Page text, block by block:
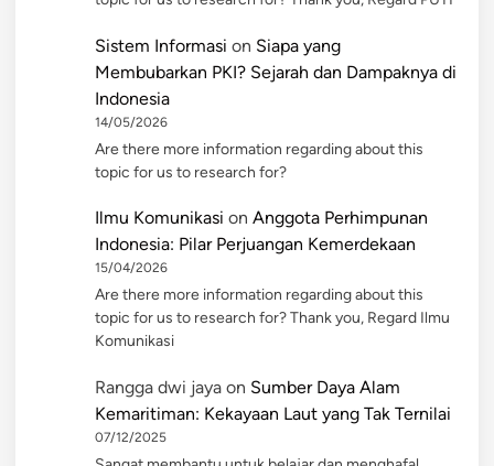
Sistem Informasi on Siapa yang
Membubarkan PKI? Sejarah dan Dampaknya di
Indonesia
14/05/2026
Are there more information regarding about this
topic for us to research for?
Ilmu Komunikasi on Anggota Perhimpunan
Indonesia: Pilar Perjuangan Kemerdekaan
15/04/2026
Are there more information regarding about this
topic for us to research for? Thank you, Regard Ilmu
Komunikasi
Rangga dwi jaya on Sumber Daya Alam
Kemaritiman: Kekayaan Laut yang Tak Ternilai
07/12/2025